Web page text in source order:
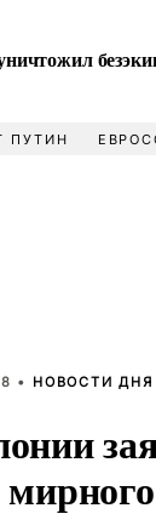
ПУТИН
• НОВОСТИ ДНЯ